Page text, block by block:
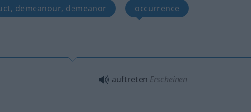
demeanour, demeanor occurrence
auftreten Erscheinen